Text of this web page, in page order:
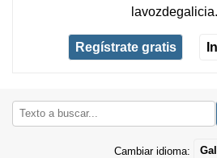
Regístrate gratis
Cambiar idioma: